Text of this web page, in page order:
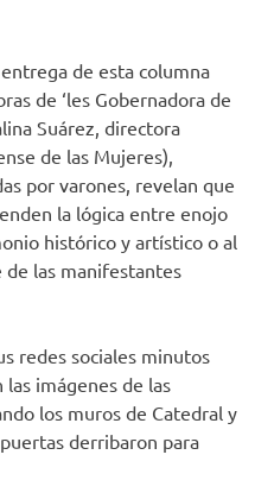
de esta columna
de ‘les Gobernadora de
Suárez, directora
de las Mujeres),
por varones, revelan que
la lógica entre enojo
histórico y artístico o al
las manifestantes
redes sociales minutos
imágenes de las
los muros de Catedral y
derribaron para